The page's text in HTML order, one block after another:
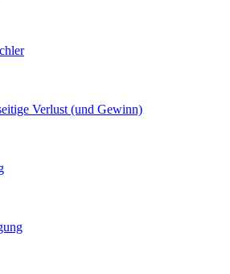
Verlust (und Gewinn)